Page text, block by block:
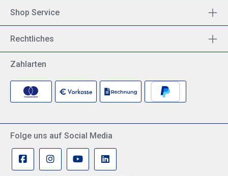
Shop Service
Rechtliches
Zahlarten
Folge uns auf Social Media